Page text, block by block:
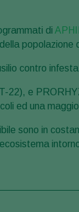
di
popolazione
contro
T-22), e
ed una
sono in